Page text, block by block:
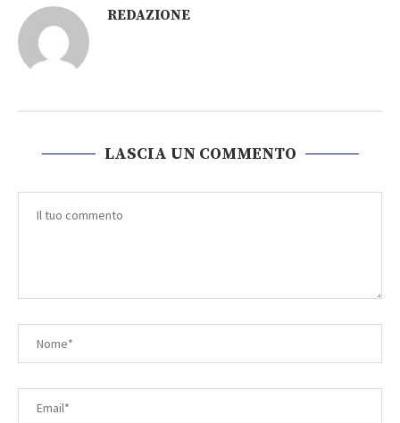
REDAZIONE
LASCIA UN COMMENTO